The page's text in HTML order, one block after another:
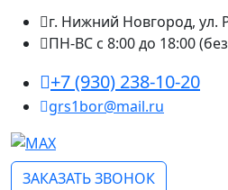
г. Нижний Новгород, ул.
ПН-ВС с 8:00 до 18:00
+7 (930) 238-10-20
grs1bor@mail.ru
ЗАКАЗАТЬ ЗВОНОК